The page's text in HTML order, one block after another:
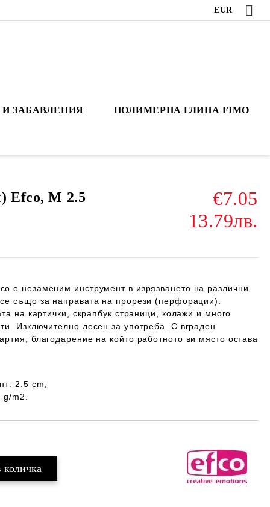
EUR
И ЗАБАВЛЕНИЯ ПОЛИМЕРНА ГЛИНА FIMO
Efco, M 2.5
€7.05
13.79лв.
е незаменим инструмент в изрязването на различни
се също за направата на прорези (перфорации).
на картички, скрапбук страници, колажи и много
Изключително лесен за употреба. С вграден
благодарение на който работното ви място остава
2.5 cm;
m2.